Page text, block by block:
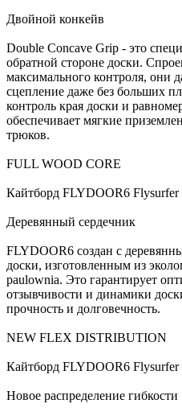
Двойной конкейв
Double Concave Grip - это
обратной стороне доски.
максимального контроля, они
сцепление даже без больших
контроль края доски и
обеспечивает мягкие
трюков.
FULL WOOD CORE
Кайтборд FLYDOOR6 Flysurfer
Деревянный сердечник
FLYDOOR6 создан с
доски, изготовленным из
paulownia. Это гарантирует
отзывчивости и динамики
прочность и долговечность.
NEW FLEX DISTRIBUTION
Кайтборд FLYDOOR6 Flysurfer
Новое распределение гибкости